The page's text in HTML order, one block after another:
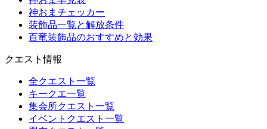
神おまチェッカー
装飾品一覧と解放条件
百竜装飾品のおすすめと効果
クエスト情報
全クエスト一覧
キークエ一覧
集会所クエスト一覧
イベントクエスト一覧